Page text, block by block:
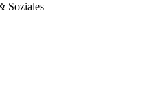
Soziales